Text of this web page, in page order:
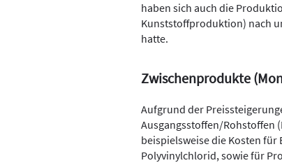
haben sich auch die
Kunststoffproduktion) nach
hatte.
Zwischenprodukte
Aufgrund der
Ausgangsstoffen/Rohstoffen
beispielsweise die Kosten
Polyvinylchlorid, sowie für